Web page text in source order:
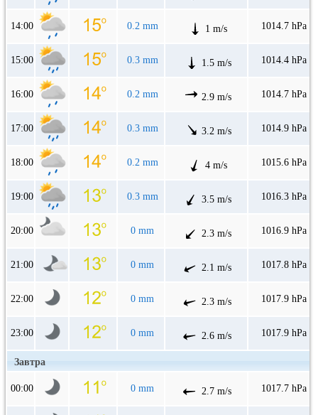
14:00 0.2 mm 1 m/s 1014.7 hPa
15:00 0.3 mm 1.5 m/s 1014.4 hPa
16:00 0.2 mm 2.9 m/s 1014.7 hPa
17:00 0.3 mm 3.2 m/s 1014.9 hPa
18:00 0.2 mm 4 m/s 1015.6 hPa
19:00 0.3 mm 3.5 m/s 1016.3 hPa
20:00 0 mm 2.3 m/s 1016.9 hPa
21:00 0 mm 2.1 m/s 1017.8 hPa
22:00 0 mm 2.3 m/s 1017.9 hPa
23:00 0 mm 2.6 m/s 1017.9 hPa
Завтра
00:00 0 mm 2.7 m/s 1017.7 hPa